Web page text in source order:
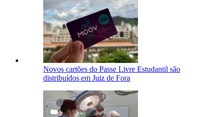
Novos cartões do Passe Livre Estudantil são
distribuídos em Juiz de Fora